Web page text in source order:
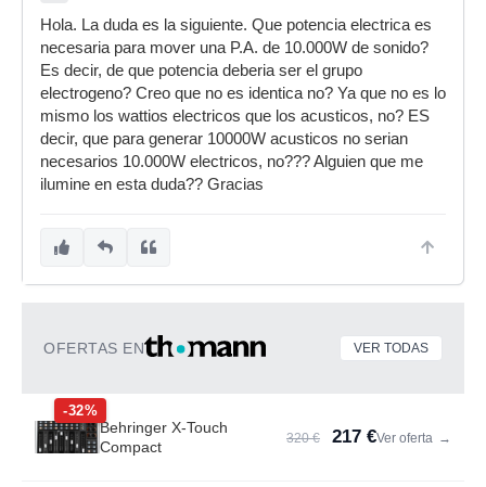
Hola. La duda es la siguiente. Que potencia electrica es
necesaria para mover una P.A. de 10.000W de sonido?
Es decir, de que potencia deberia ser el grupo
electrogeno? Creo que no es identica no? Ya que no es lo
mismo los wattios electricos que los acusticos, no? ES
decir, que para generar 10000W acusticos no serian
necesarios 10.000W electricos, no??? Alguien que me
ilumine en esta duda?? Gracias
OFERTAS EN VER TODAS
-32%
Behringer X-Touch
Compact
320 € 217 €Ver oferta →